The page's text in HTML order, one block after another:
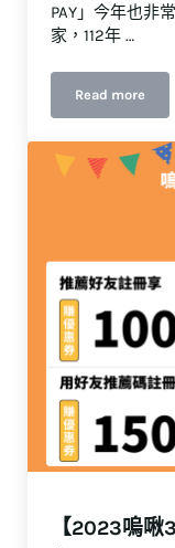
PAY」今年也非
家，112年 …
Read more
年終最強
【2023嗚